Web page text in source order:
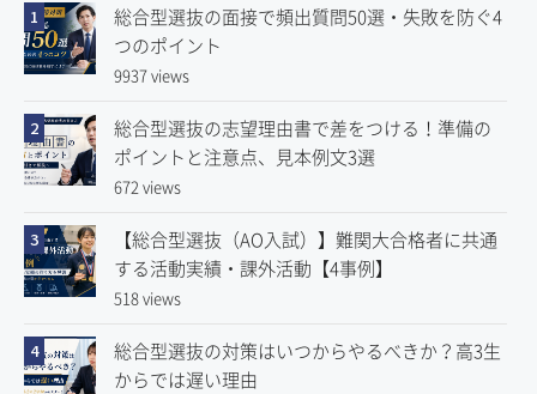
1
総合型選抜の面接で頻出質問50選・失敗を防ぐ4
つのポイント
9937 views
2
総合型選抜の志望理由書で差をつける！準備の
ポイントと注意点、見本例文3選
672 views
3
【総合型選抜（AO入試）】難関大合格者に共通
する活動実績・課外活動【4事例】
518 views
4
総合型選抜の対策はいつからやるべきか？高3生
からでは遅い理由